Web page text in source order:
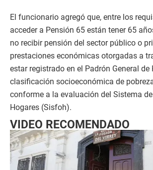
El funcionario agregó que, entre los
acceder a Pensión 65 están tener 65
no recibir pensión del sector público o
prestaciones económicas otorgadas a
estar registrado en el Padrón General de
clasificación socioeconómica de
conforme a la evaluación del Sistema
Hogares (Sisfoh).
VIDEO RECOMENDADO